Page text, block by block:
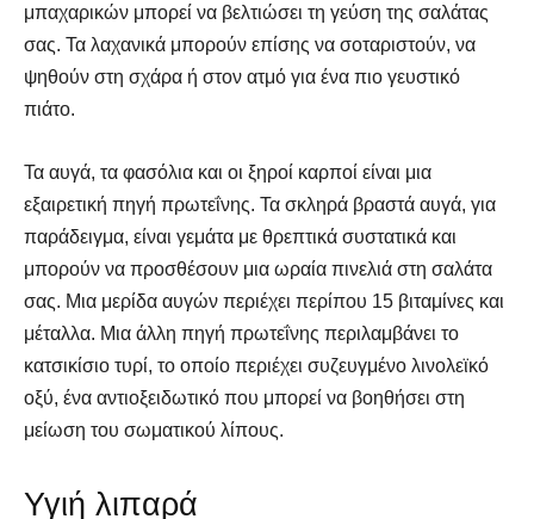
μπαχαρικών μπορεί να βελτιώσει τη γεύση της σαλάτας
σας. Τα λαχανικά μπορούν επίσης να σοταριστούν, να
ψηθούν στη σχάρα ή στον ατμό για ένα πιο γευστικό
πιάτο.
Τα αυγά, τα φασόλια και οι ξηροί καρποί είναι μια
εξαιρετική πηγή πρωτεΐνης. Τα σκληρά βραστά αυγά, για
παράδειγμα, είναι γεμάτα με θρεπτικά συστατικά και
μπορούν να προσθέσουν μια ωραία πινελιά στη σαλάτα
σας. Μια μερίδα αυγών περιέχει περίπου 15 βιταμίνες και
μέταλλα. Μια άλλη πηγή πρωτεΐνης περιλαμβάνει το
κατσικίσιο τυρί, το οποίο περιέχει συζευγμένο λινολεϊκό
οξύ, ένα αντιοξειδωτικό που μπορεί να βοηθήσει στη
μείωση του σωματικού λίπους.
Υγιή λιπαρά